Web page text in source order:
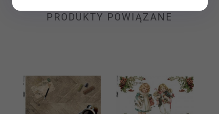
PRODUKTY POWIĄZANE